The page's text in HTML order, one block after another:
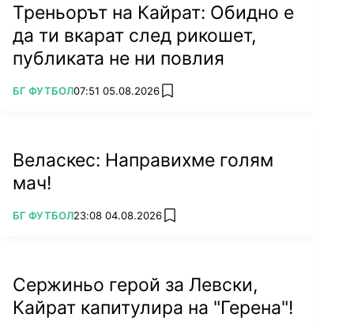
Треньорът на Кайрат: Обидно е
да ти вкарат след рикошет,
публиката не ни повлия
ПОВЕЧЕ ОТ
БГ ФУТБОЛ07:51 05.08.2026 add favorites
Веласкес: Направихме голям
мач!
ПОВЕЧЕ ОТ
БГ ФУТБОЛ23:08 04.08.2026 add favorites
Сержиньо герой за Левски,
Кайрат капитулира на "Герена"!